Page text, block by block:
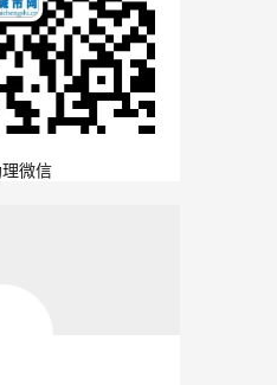
微信